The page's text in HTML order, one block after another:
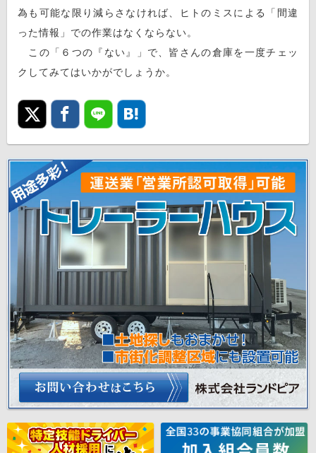
為も可能な限り減らさなければ、ヒトのミスによる「間違
った情報」での作業はなくならない。
この「６つの『ない』」で、皆さんの倉庫を一度チェッ
クしてみてはいかがでしょうか。